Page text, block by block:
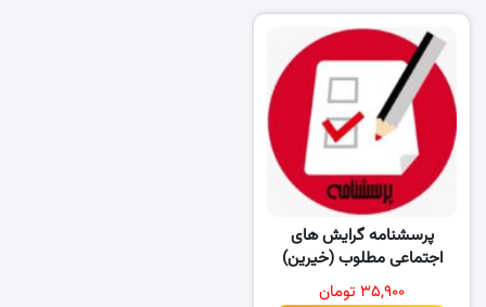
پرسشنامه گرایش های
اجتماعی مطلوب (خیرین)
۳۵,۹۰۰ تومان